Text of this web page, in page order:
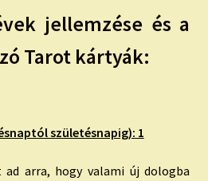
jellemzése és a
Tarot kártyák:
születésnapig): 1
ad arra, hogy valami új dologba